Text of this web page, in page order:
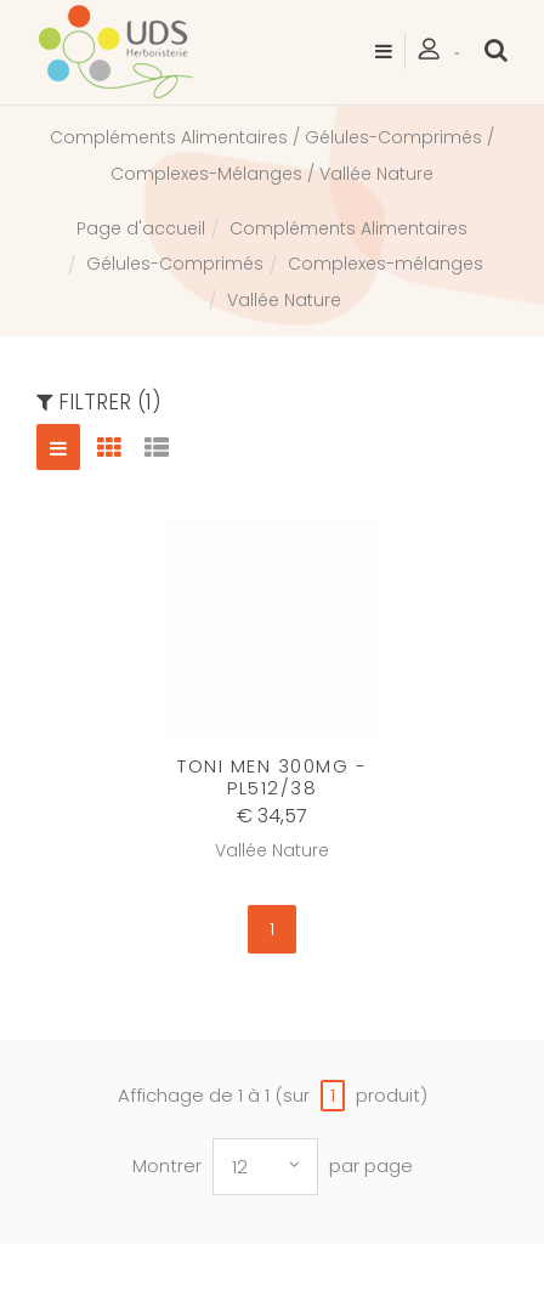
Compléments Alimentaires / Gélules-Comprimés /
Complexes-Mélanges / Vallée Nature
Page d'accueil
Compléments Alimentaires
Gélules-Comprimés
Complexes-mélanges
Vallée Nature
FILTRER (1)
TONI MEN 300MG -
PL512/38
€ 34,57
Vallée Nature
1
Affichage de 1 à 1 (sur 1 produit)
Montrer 12 par page